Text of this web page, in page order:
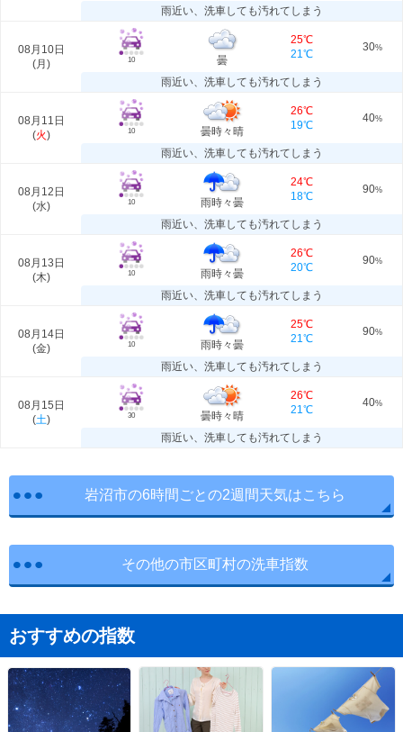
雨近い、洗車しても汚れてしまう
08月10日
(月 ) 10 曇
25℃
21℃
30%
雨近い、洗車しても汚れてしまう
08月11日
(火) 10 曇時々晴
26℃
19℃
40%
雨近い、洗車しても汚れてしまう
08月12日
(水) 10 雨時々曇
24℃
18℃
90%
雨近い、洗車しても汚れてしまう
08月13日
(木) 10 雨時々曇
26℃
20℃
90%
雨近い、洗車しても汚れてしまう
08月14日
(金) 10 雨時々曇
25℃
21℃
90%
雨近い、洗車しても汚れてしまう
08月15日
(土) 30 曇時々晴
26℃
21℃
40%
雨近い、洗車しても汚れてしまう
岩沼市の6時間ごとの2週間天気はこちら
その他の市区町村の洗車指数
おすすめの指数